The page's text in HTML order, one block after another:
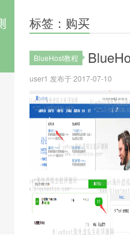
标签：购买
BlueHost教程
user1 发布于 2017-07-10